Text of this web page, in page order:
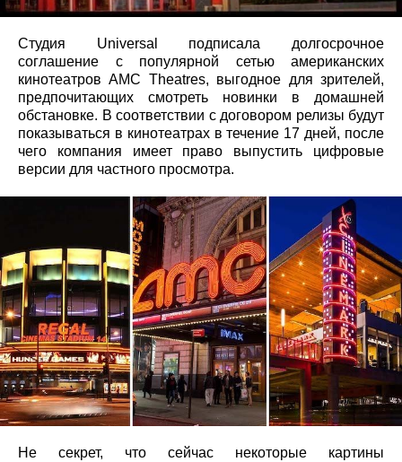
Студия Universal подписала долгосрочное
соглашение с популярной сетью американских
кинотеатров AMC Theatres, выгодное для зрителей,
предпочитающих смотреть новинки в домашней
обстановке. В соответствии с договором релизы будут
показываться в кинотеатрах в течение 17 дней, после
чего компания имеет право выпустить цифровые
версии для частного просмотра.
Не секрет, что сейчас некоторые картины